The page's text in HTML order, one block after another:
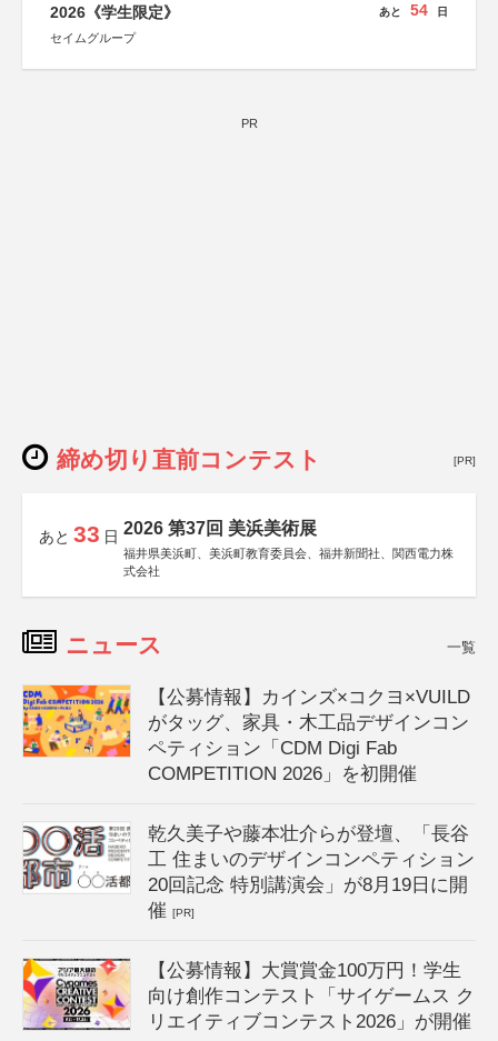
2026《学生限定》
セイムグループ
あと 54 日
PR
締め切り直前コンテスト [PR]
あと 33 日 2026 第37回 美浜美術展
福井県美浜町、美浜町教育委員会、福井新聞社、関西電力株
式会社
ニュース 一覧
【公募情報】カインズ×コクヨ×VUILD
がタッグ、家具・木工品デザインコン
ペティション「CDM Digi Fab
COMPETITION 2026」を初開催
乾久美子や藤本壮介らが登壇、「長谷
工 住まいのデザインコンペティション
20回記念 特別講演会」が8月19日に開
催[PR]
【公募情報】大賞賞金100万円！学生
向け創作コンテスト「サイゲームス ク
リエイティブコンテスト2026」が開催